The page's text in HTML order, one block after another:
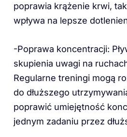
poprawia krążenie krwi,
wpływa na lepsze
-Poprawa koncentracji:
skupienia uwagi na
Regularne treningi mogą
do dłuższego
poprawić umiejętność
jednym zadaniu przez